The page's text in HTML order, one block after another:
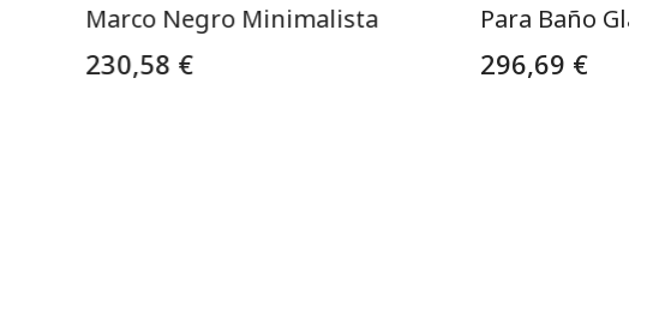
Marco Negro Minimalista
230,58 €
Para Baño
296,69 €